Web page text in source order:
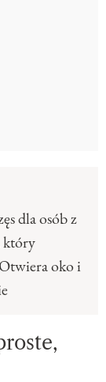
dla osób z
który
oko i